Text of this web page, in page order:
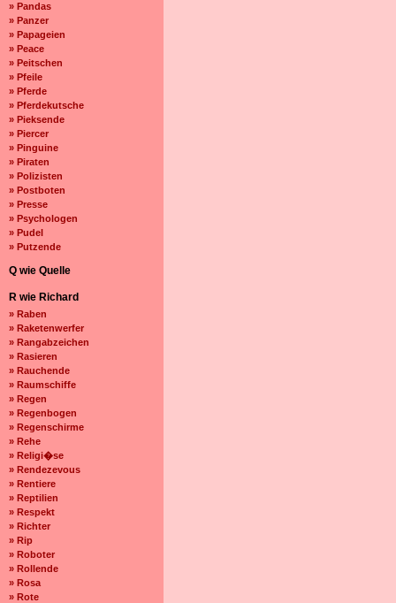
» Pandas
» Panzer
» Papageien
» Peace
» Peitschen
» Pfeile
» Pferde
» Pferdekutsche
» Pieksende
» Piercer
» Pinguine
» Piraten
» Polizisten
» Postboten
» Presse
» Psychologen
» Pudel
» Putzende
Q wie Quelle
R wie Richard
» Raben
» Raketenwerfer
» Rangabzeichen
» Rasieren
» Rauchende
» Raumschiffe
» Regen
» Regenbogen
» Regenschirme
» Rehe
» Religi�se
» Rendezevous
» Rentiere
» Reptilien
» Respekt
» Richter
» Rip
» Roboter
» Rollende
» Rosa
» Rote